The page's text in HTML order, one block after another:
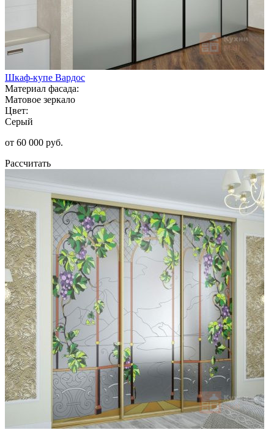
Шкаф-купе Вардос
Материал фасада:
Матовое зеркало
Цвет:
Серый
от 60 000 руб.
Рассчитать